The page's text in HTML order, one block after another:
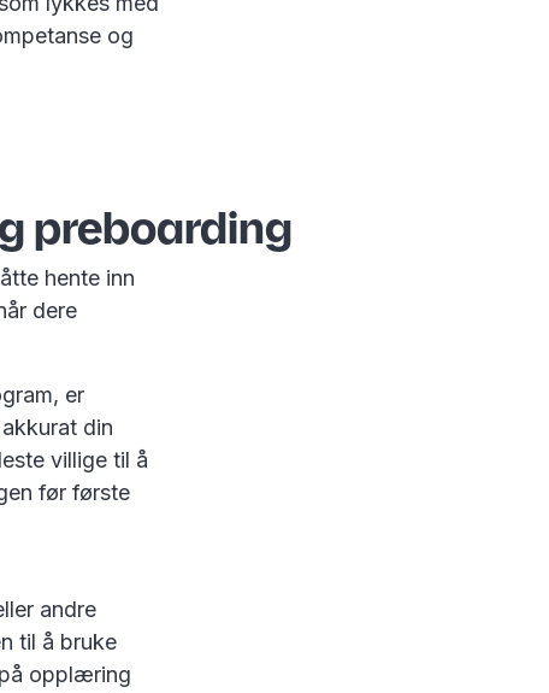
og
preboarding
hente inn
dere
er
din
villige til å
før første
andre
til å bruke
opplæring